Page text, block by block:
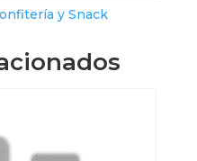
y Snack